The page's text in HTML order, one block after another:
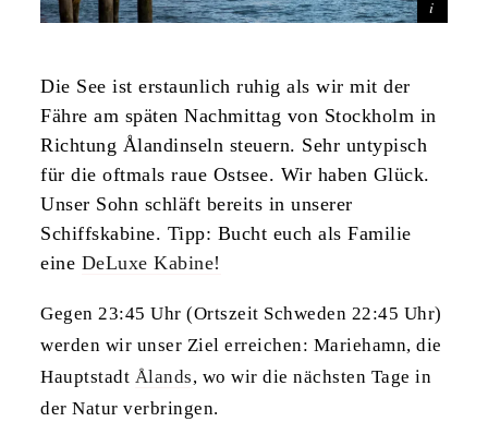
Die See ist erstaunlich ruhig als wir mit der
Fähre am späten Nachmittag von Stockholm in
Richtung Ålandinseln steuern. Sehr untypisch
für die oftmals raue Ostsee. Wir haben Glück.
Unser Sohn schläft bereits in unserer
Schiffskabine. Tipp: Bucht euch als Familie
eine DeLuxe Kabine!
Gegen 23:45 Uhr (Ortszeit Schweden 22:45 Uhr)
werden wir unser Ziel erreichen: Mariehamn, die
Hauptstadt Ålands, wo wir die nächsten Tage in
der Natur verbringen.